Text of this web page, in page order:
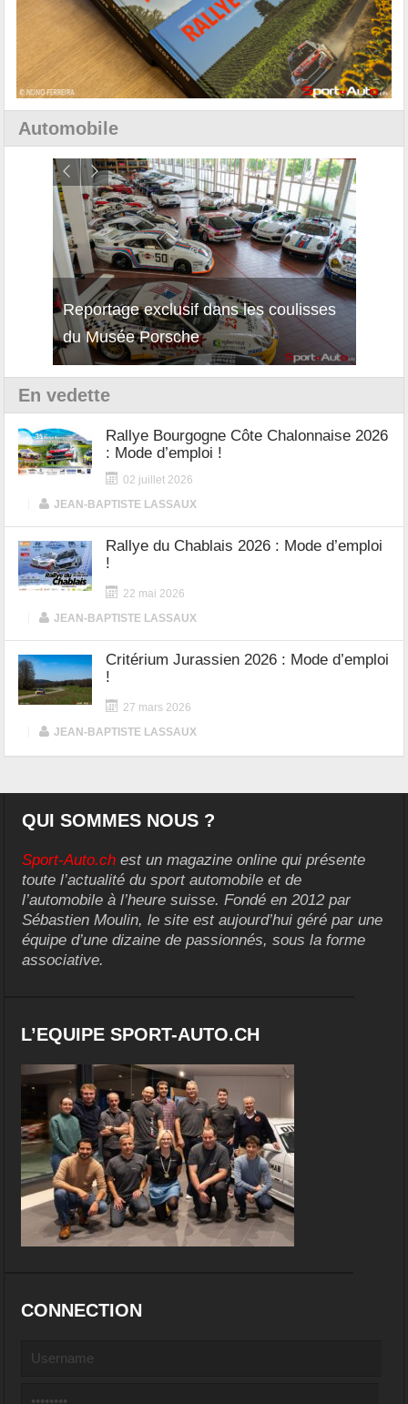
Automobile
Découverte de la nouvelle Ferrari
12Cilindri Manuale
En vedette
Rallye Bourgogne Côte Chalonnaise 2026
: Mode d’emploi !
02 juillet 2026
JEAN-BAPTISTE LASSAUX
Rallye du Chablais 2026 : Mode d’emploi
!
22 mai 2026
JEAN-BAPTISTE LASSAUX
Critérium Jurassien 2026 : Mode d’emploi
!
27 mars 2026
JEAN-BAPTISTE LASSAUX
QUI SOMMES NOUS ?
Sport-Auto.ch est un magazine online qui présente
toute l’actualité du sport automobile et de
l’automobile à l’heure suisse. Fondé en 2012 par
Sébastien Moulin, le site est aujourd’hui géré par une
équipe d’une dizaine de passionnés, sous la forme
associative.
L’EQUIPE SPORT-AUTO.CH
CONNECTION